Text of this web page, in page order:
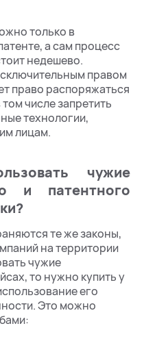
только в
а сам процесс
недешево.
правом
право распоряжаться
числе запретить
технологии,
лицам.
чужие
и патентного
те же законы,
на территории
чужие
то нужно купить у
его
Это можно